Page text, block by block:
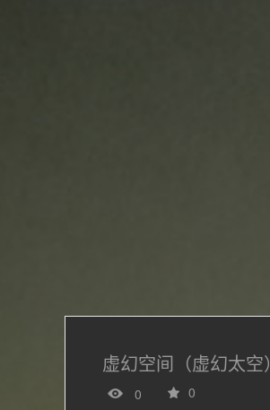
虚幻空间（虚幻太空）
0 0